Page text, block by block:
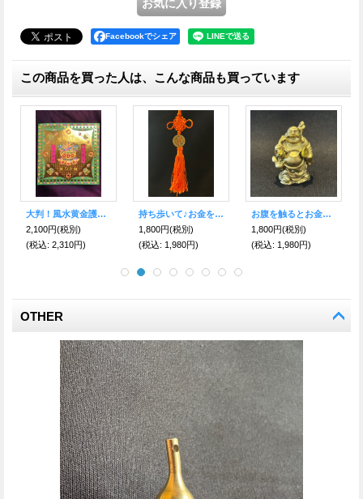
Facebookでシェア
この商品を買った人は、こんな商品も買っています
大判！風水黄金護符「招財進寳」青
2,100円(税別)
(税込: 2,310円)
金を生み出す「金運石」豊かな金財を引き寄せる！パイライト原石Ｆ
3,800円(税別)
(税込: 4,180円)
計り知れないご加護 般若心経 大開運★飾り
2,200円(税別)
(税込: 2,420円)
OTHER